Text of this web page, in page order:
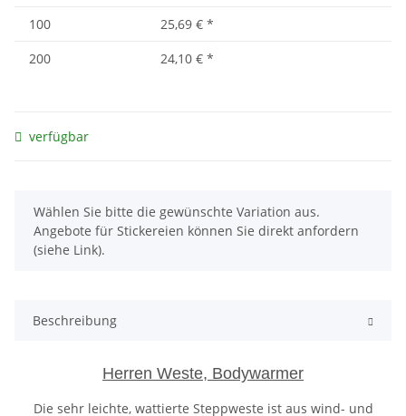
100
25,69 € *
200
24,10 € *
verfügbar
x
Wählen Sie bitte die gewünschte Variation aus.
Angebote für Stickereien können Sie direkt anfordern
(siehe Link).
Beschreibung
Herren Weste, Bodywarmer
Die sehr leichte, wattierte Steppweste ist aus wind- und